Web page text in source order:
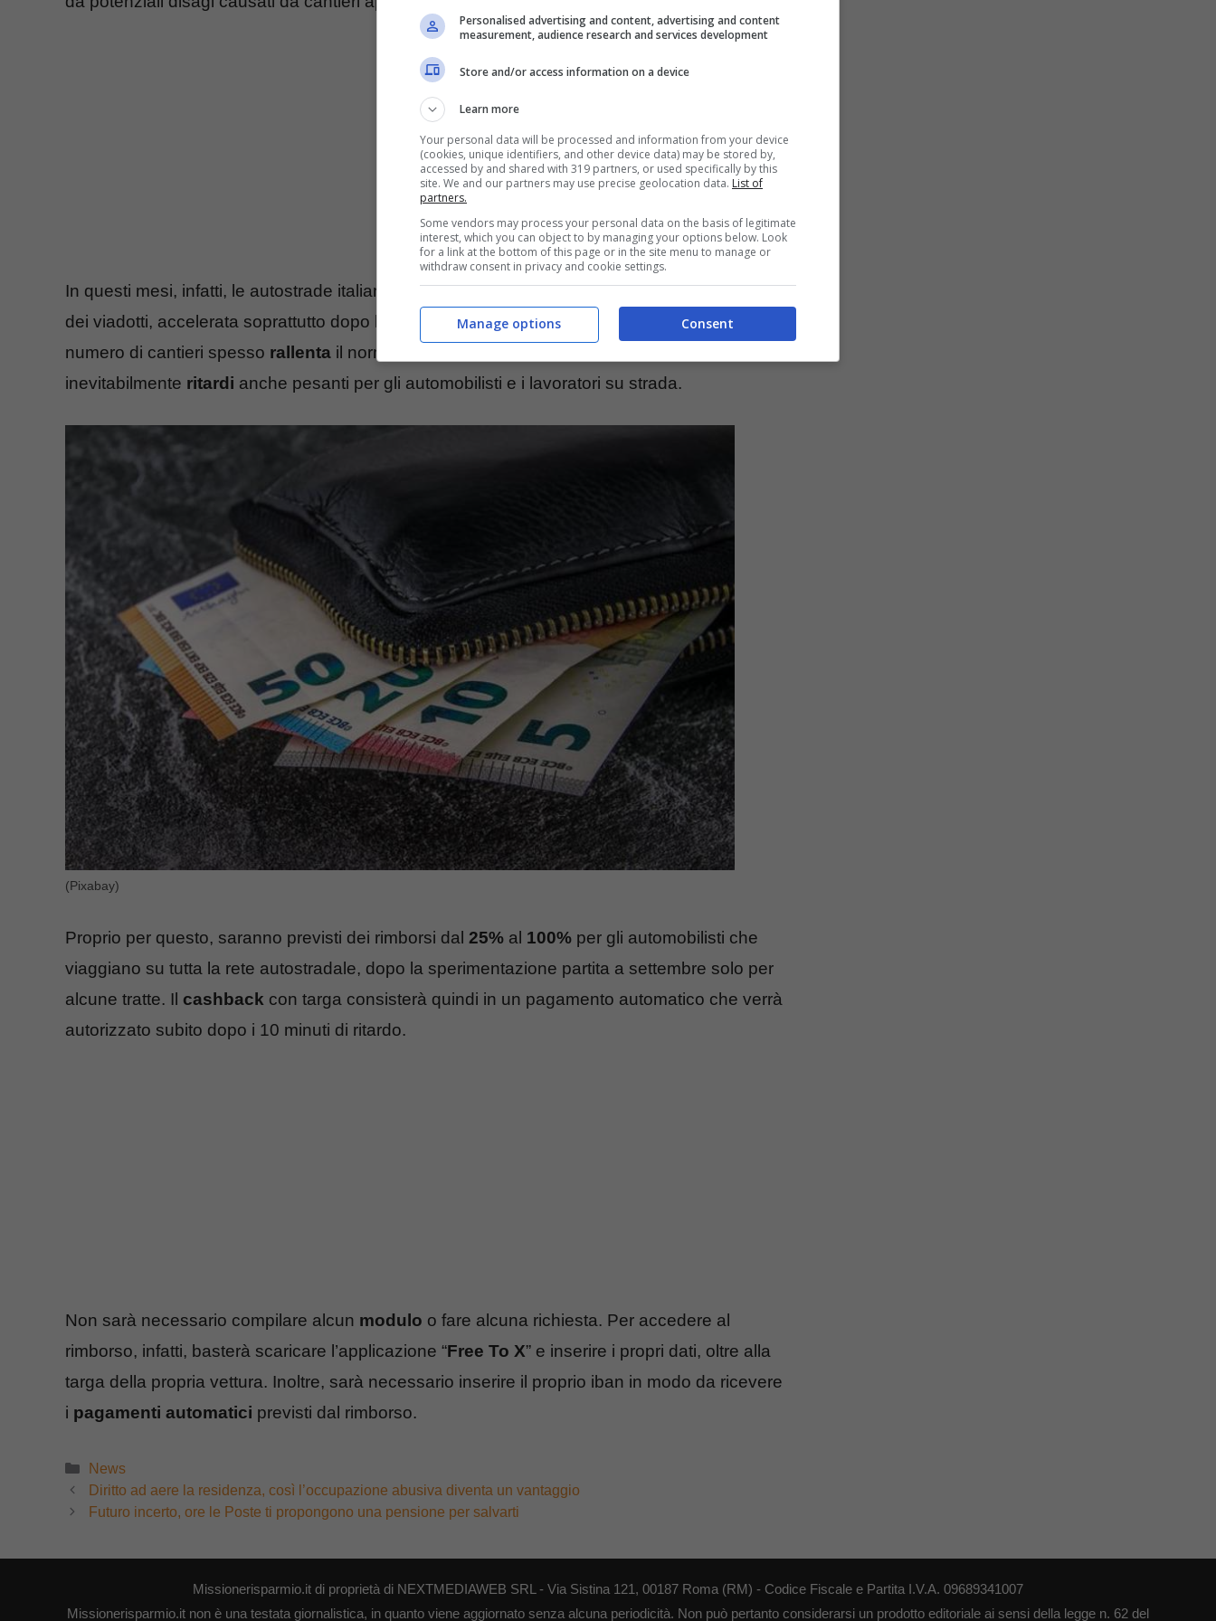
In questi mesi, infatti, le autostrade italiane sono ricche dicantieri,per via della rivalutazione
dei viadotti, accelerata soprattutto dopo la strage del ponte Morandi. Tuttavia, il grande
numero di cantieri spesso rallenta il normale traffico, causando code (anche chilometriche) e,
inevitabilmente ritardi anche pesanti per gli automobilisti e i lavoratori su strada.
(Pixabay)
Proprio per questo, saranno previsti dei rimborsi dal 25% al 100% per gli automobilisti che
viaggiano su tutta la rete autostradale, dopo la sperimentazione partita a settembre solo per
alcune tratte. Il cashback con targa consisterà quindi in un pagamento automatico che verrà
autorizzato subito dopo i 10 minuti di ritardo.
Non sarà necessario compilare alcun modulo o fare alcuna richiesta. Per accedere al
rimborso, infatti, basterà scaricare l’applicazione “Free To X” e inserire i propri dati, oltre alla
targa della propria vettura. Inoltre, sarà necessario inserire il proprio iban in modo da ricevere
i pagamenti automatici previsti dal rimborso.
Categorie
News
Diritto ad aere la residenza, così l’occupazione abusiva diventa un vantaggio
Futuro incerto, ore le Poste ti propongono una pensione per salvarti
Missionerisparmio.it di proprietà di NEXTMEDIAWEB SRL - Via Sistina 121, 00187 Roma (RM) - Codice Fiscale e Partita I.V.A. 09689341007
Missionerisparmio.it non è una testata giornalistica, in quanto viene aggiornato senza alcuna periodicità. Non può pertanto considerarsi un prodotto editoriale ai sensi della legge n. 62 del
Personalised advertising and content, advertising and content
measurement, audience research and services development
Store and/or access information on a device
Learn more
Your personal data will be processed and information from your device
(cookies, unique identifiers, and other device data) may be stored by,
accessed by and shared with 319 partners, or used specifically by this
site. We and our partners may use precise geolocation data. List of
partners.
Some vendors may process your personal data on the basis of legitimate
interest, which you can object to by managing your options below. Look
for a link at the bottom of this page or in the site menu to manage or
withdraw consent in privacy and cookie settings.
Consent
Manage options